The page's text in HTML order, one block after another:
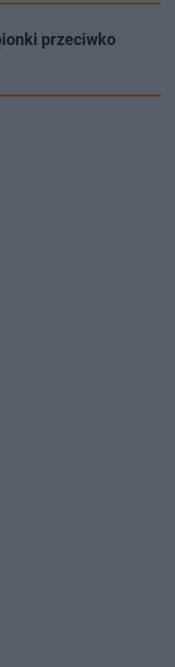
przeciwko